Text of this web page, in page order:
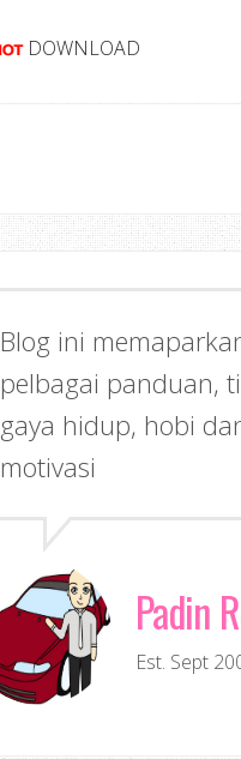
DOWNLOAD
Blog ini
pelbagai panduan,
gaya hidup, hobi
motivasi
Padin
Est. Sept